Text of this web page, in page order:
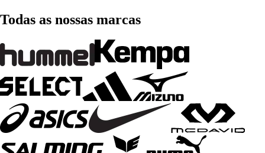
Todas as nossas marcas